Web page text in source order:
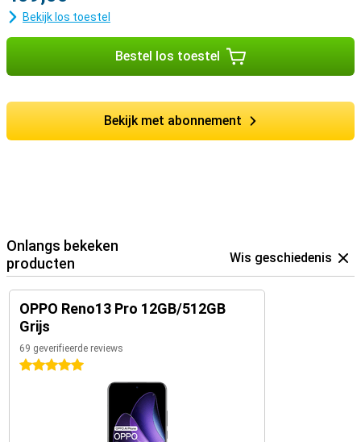
Bekijk los toestel
Bestel los toestel
Bekijk met abonnement
Onlangs bekeken
producten
Wis geschiedenis
OPPO Reno13 Pro 12GB/512GB
Grijs
69 geverifieerde reviews
5 sterren